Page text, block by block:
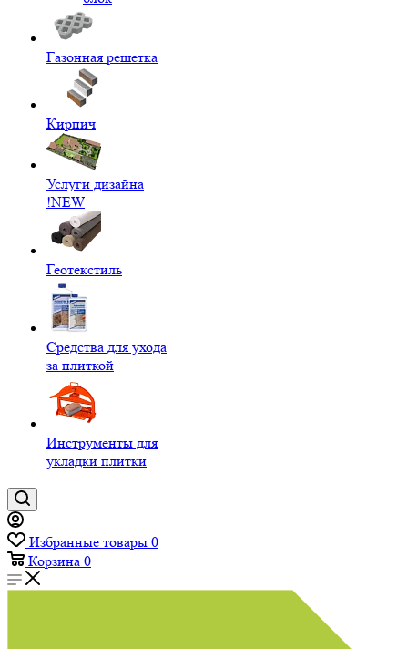
Газонная решетка
Кирпич
Услуги дизайна
!NEW
Геотекстиль
Средства для ухода
за плиткой
Инструменты для
укладки плитки
Избранные товары 0
Корзина 0